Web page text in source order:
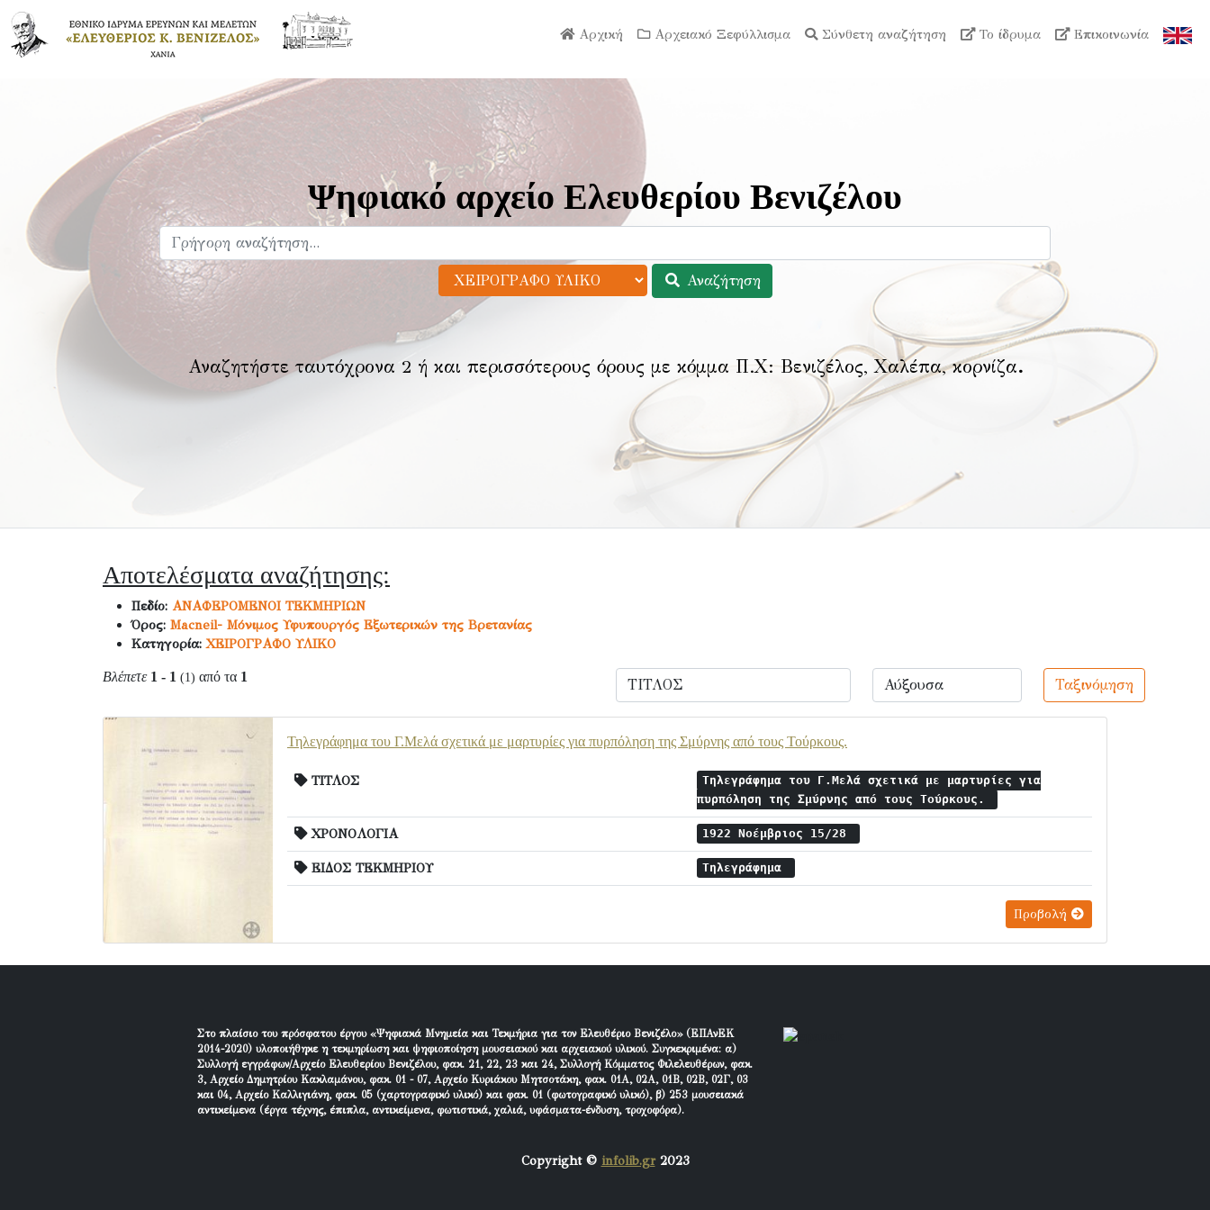
Αρχική Αρχειακό Ξεφύλλισμα Σύνθετη αναζήτηση Το ίδρυμα Επικοινωνία
Ψηφιακό αρχείο Ελευθερίου Βενιζέλου
Αναζήτηση
Αναζητήστε ταυτόχρονα 2 ή και περισσότερους όρους με κόμμα Π.Χ: Βενιζέλος, Χαλέπα, κορνίζα.
Αποτελέσματα αναζήτησης:
Πεδίο: ΑΝΑΦΕΡΟΜΕΝΟΙ ΤΕΚΜΗΡΙΩΝ
Όρος: Macneil- Μόνιμος Υφυπουργός Εξωτερικών της Βρετανίας
Κατηγορία:ΧΕΙΡΟΓΡΑΦΟ ΥΛΙΚΟ
Βλέπετε 1 - 1 (1) από τα 1 Ταξινόμηση
Τηλεγράφημα του Γ.Μελά σχετικά με μαρτυρίες για πυρπόληση της Σμύρνης από τους Τούρκους.
ΤΙΤΛΟΣ
Τηλεγράφημα του Γ.Μελά σχετικά με μαρτυρίες για
πυρπόληση της Σμύρνης από τους Τούρκους.
ΧΡΟΝΟΛΟΓΙΑ 1922 Νοέμβριος 15/28
ΕΙΔΟΣ ΤΕΚΜΗΡΙΟΥ Τηλεγράφημα
Προβολή
Στο πλαίσιο του πρόσφατου έργου «Ψηφιακά Μνημεία και Τεκμήρια για τον Ελευθέριο Βενιζέλο» (ΕΠΑνΕΚ
2014-2020) υλοποιήθηκε η τεκμηρίωση και ψηφιοποίηση μουσειακού και αρχειακού υλικού. Συγκεκριμένα: α)
Συλλογή εγγράφων/Αρχείο Ελευθερίου Βενιζέλου, φακ. 21, 22, 23 και 24, Συλλογή Κόμματος Φιλελευθέρων, φακ.
3, Αρχείο Δημητρίου Κακλαμάνου, φακ. 01 - 07, Αρχείο Κυριάκου Μητσοτάκη, φακ. 01Α, 02Α, 01Β, 02Β, 02Γ, 03
και 04, Αρχείο Καλλιγιάνη, φακ. 05 (χαρτογραφικό υλικό) και φακ. 01 (φωτογραφικό υλικό), β) 253 μουσειακά
αντικείμενα (έργα τέχνης, έπιπλα, αντικείμενα, φωτιστικά, χαλιά, υφάσματα-ένδυση, τροχοφόρα).
Copyright © infolib.gr2023